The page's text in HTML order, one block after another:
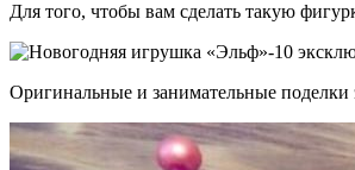
Для того, чтобы вам сделать такую
Оригинальные и занимательные поделки